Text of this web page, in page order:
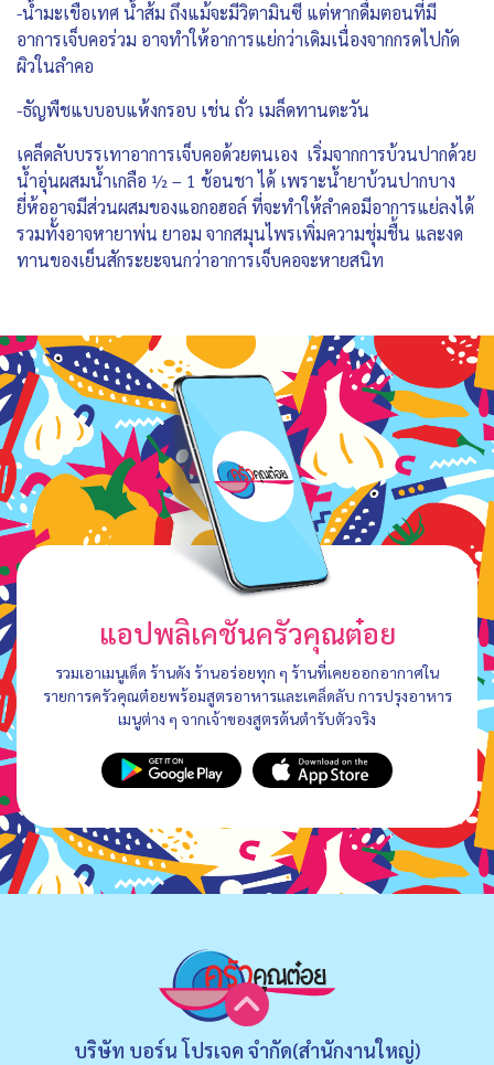
-น้ำมะเขือเทศ น้ำส้ม ถึงแม้จะมีวิตามินซี แต่หากดื่มตอนที่มี
อาการเจ็บคอร่วม อาจทำให้อาการแย่กว่าเดิมเนื่องจากกรดไปกัด
ผิวในลำคอ
-ธัญพืชแบบอบแห้งกรอบ เช่น ถั่ว เมล็ดทานตะวัน
เคล็ดลับบรรเทาอาการเจ็บคอด้วยตนเอง เริ่มจากการบ้วนปากด้วย
น้ำอุ่นผสมน้ำเกลือ ½ – 1 ช้อนชา ได้ เพราะน้ำยาบ้วนปากบาง
ยี่ห้ออาจมีส่วนผสมของแอกอฮอล์ ที่จะทำให้ลำคอมีอาการแย่ลงได้
รวมทั้งอาจหายาพ่น ยาอม จากสมุนไพรเพิ่มความชุ่มชื้น และงด
ทานของเย็นสักระยะจนกว่าอาการเจ็บคอจะหายสนิท
แอปพลิเคชันครัวคุณต๋อย
รวมเอาเมนูเด็ด ร้านดัง ร้านอร่อยทุก ๆ ร้านที่เคยออกอากาศใน
รายการครัวคุณต๋อยพร้อมสูตรอาหารและเคล็ดลับ การปรุงอาหาร
เมนูต่าง ๆ จากเจ้าของสูตรต้นตำรับตัวจริง
บริษัท บอร์น โปรเจค จำกัด(สำนักงานใหญ่)